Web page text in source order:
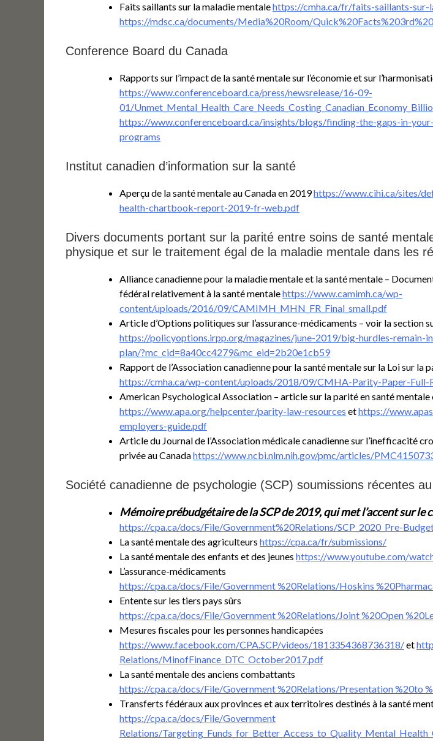
Faits saillants sur la maladie mentalehttps://cmha.ca/fr/faits-saillants-sur-
https://mdsc.ca/documents/Media%20Room/
Conference Board du Canada
Rapports sur l’impact de la santé mentale sur l’économie et sur
https://www.conferenceboard.ca/press/newsrelease/16-09-
01/
https://www.conferenceboard.ca/insights/blogs/finding-the-gaps-in-
programs
Institut canadien d’information sur la santé
Aperçu de la santé mentale au Canada en 2019https://www.cihi.ca/sites/
health-chartbook-report-2019-fr-web.pdf
Divers documents portant sur la parité entre soins de santé
physique et sur le traitement égal de la maladie mentale dans les
Alliance canadienne pour la maladie mentale et la santé mentale –
fédéral relativement à la santé mentalehttps://www.camimh.ca/wp-
content/uploads/2016/09/CAMIMH_MHN_FR_Final_small.pdf
Article d’Options politiques sur l’assurance-médicaments – voir la section
https://policyoptions.irpp.org/magazines/june-2019/big-hurdles-remain-
plan/?mc_cid=8a40cc4279&mc_eid=2b20e1cb59
Rapport de l’Association canadienne pour la santé mentale sur la Loi sur la
https://cmha.ca/wp-content/uploads/2018/09/CMHA-Parity-Paper-Full-
American Psychological Association – article sur la parité en santé
https://www.apa.org/helpcenter/parity-law-resources ethttps://
employers-guide.pdf
Article du Journal de l’Association médicale canadienne sur l’inefficacité
privée au Canadahttps://www.ncbi.nlm.nih.gov/pmc/articles/
Société canadienne de psychologie (SCP) soumissions récentes
Mémoire prébudgétaire de la SCP de 2019, qui met l’accent sur
https://cpa.ca/docs/File/Government%20Relations/SCP_2020_Pre-
La santé mentale des agriculteurs https://cpa.ca/fr/submissions/
La santé mentale des enfants et des jeunes https://www.youtube.com/
L’assurance-médicaments
https://cpa.ca/docs/File/Government %20Relations/Hoskins
Entente sur les tiers pays sûrs
https://cpa.ca/docs/File/Government %20Relations/Joint %20Open
Mesures fiscales pour les personnes handicapées
https://www.facebook.com/CPA.SCP/videos/1813354368736318/et
Relations/MinofFinance_DTC_October2017.pdf
La santé mentale des anciens combattants
https://cpa.ca/docs/File/Government %20Relations/Presentation %20to
Transferts fédéraux aux provinces et aux territoires destinés à la santé
https://cpa.ca/docs/File/Government
Relations/